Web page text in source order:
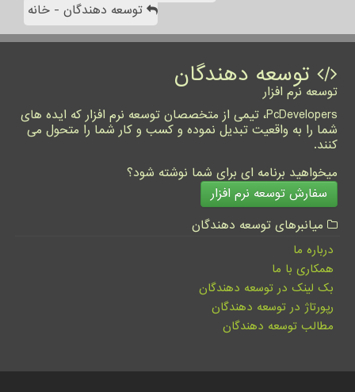
توسعه دهندگان - خانه
توسعه دهندگان
توسعه نرم افزار
PcDevelopers، تیمی از متخصصان توسعه نرم افزار که ایده های
شما را به واقعیت تبدیل نموده و کسب و کار شما را متحول می
کنند.
میخواهید برنامه ای برای شما نوشته شود؟
سفارش توسعه نرم افزار
میانبرهای توسعه دهندگان
درباره ما
همکاری با ما
بک لینک در توسعه دهندگان
رپورتاژ در توسعه دهندگان
مطالب توسعه دهندگان